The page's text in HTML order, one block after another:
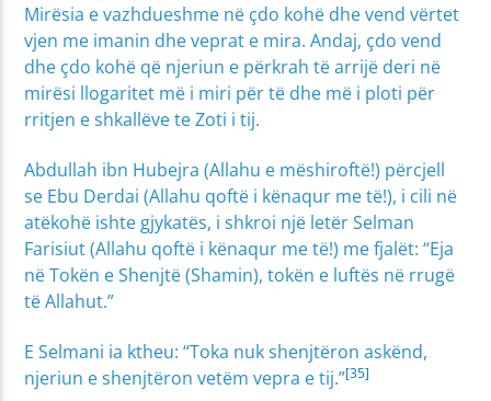
Mirësia e vazhdueshme në çdo kohë dhe vend vërtet
vjen me imanin dhe veprat e mira. Andaj, çdo vend
dhe çdo kohë që njeriun e përkrah të arrijë deri në
mirësi llogaritet më i miri për të dhe më i ploti për
rritjen e shkallëve te Zoti i tij.
Abdullah ibn Hubejra (Allahu e mëshiroftë!) përcjell
se Ebu Derdai (Allahu qoftë i kënaqur me të!), i cili në
atëkohë ishte gjykatës, i shkroi një letër Selman
Farisiut (Allahu qoftë i kënaqur me të!) me fjalët: “Eja
në Tokën e Shenjtë (Shamin), tokën e luftës në rrugë
të Allahut.”
E Selmani ia ktheu: “Toka nuk shenjtëron askënd,
njeriun e shenjtëron vetëm vepra e tij.”[35]